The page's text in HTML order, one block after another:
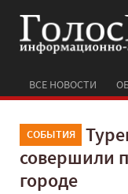
ВСЕ НОВОСТИ
СОБЫТИЯ
совершили
городе